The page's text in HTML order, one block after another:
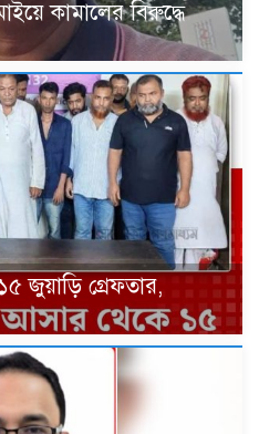
কামালের বিরুদ্ধে
জুয়াড়ি গ্রেফতার,